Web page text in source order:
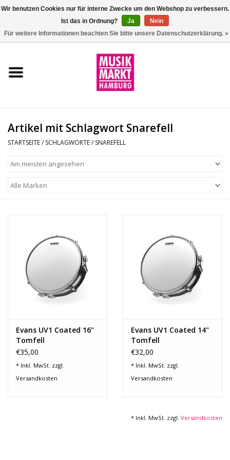
Aktion
Percussion
Recording
Lichttechnik
Traditionelle Instrumente
Signalprozessoren & Effekte
Artikel mit Schlagwort Snarefell
STARTSEITE/ SCHLAGWORTE/ SNAREFELL
Evans UV1 Coated 16"
Tomfell
€35,00
* Inkl. MwSt. zzgl.
Versandkosten
Evans UV1 Coated 14"
Tomfell
€32,00
* Inkl. MwSt. zzgl.
Versandkosten
* Inkl. MwSt. zzgl. Versandkosten
Wir benutzen Cookies nur für interne Zwecke um den Webshop zu verbessern.
Ist das in Ordnung?
Ja
Nein
Für weitere Informationen beachten Sie bitte unsere Datenschutzerklärung. »